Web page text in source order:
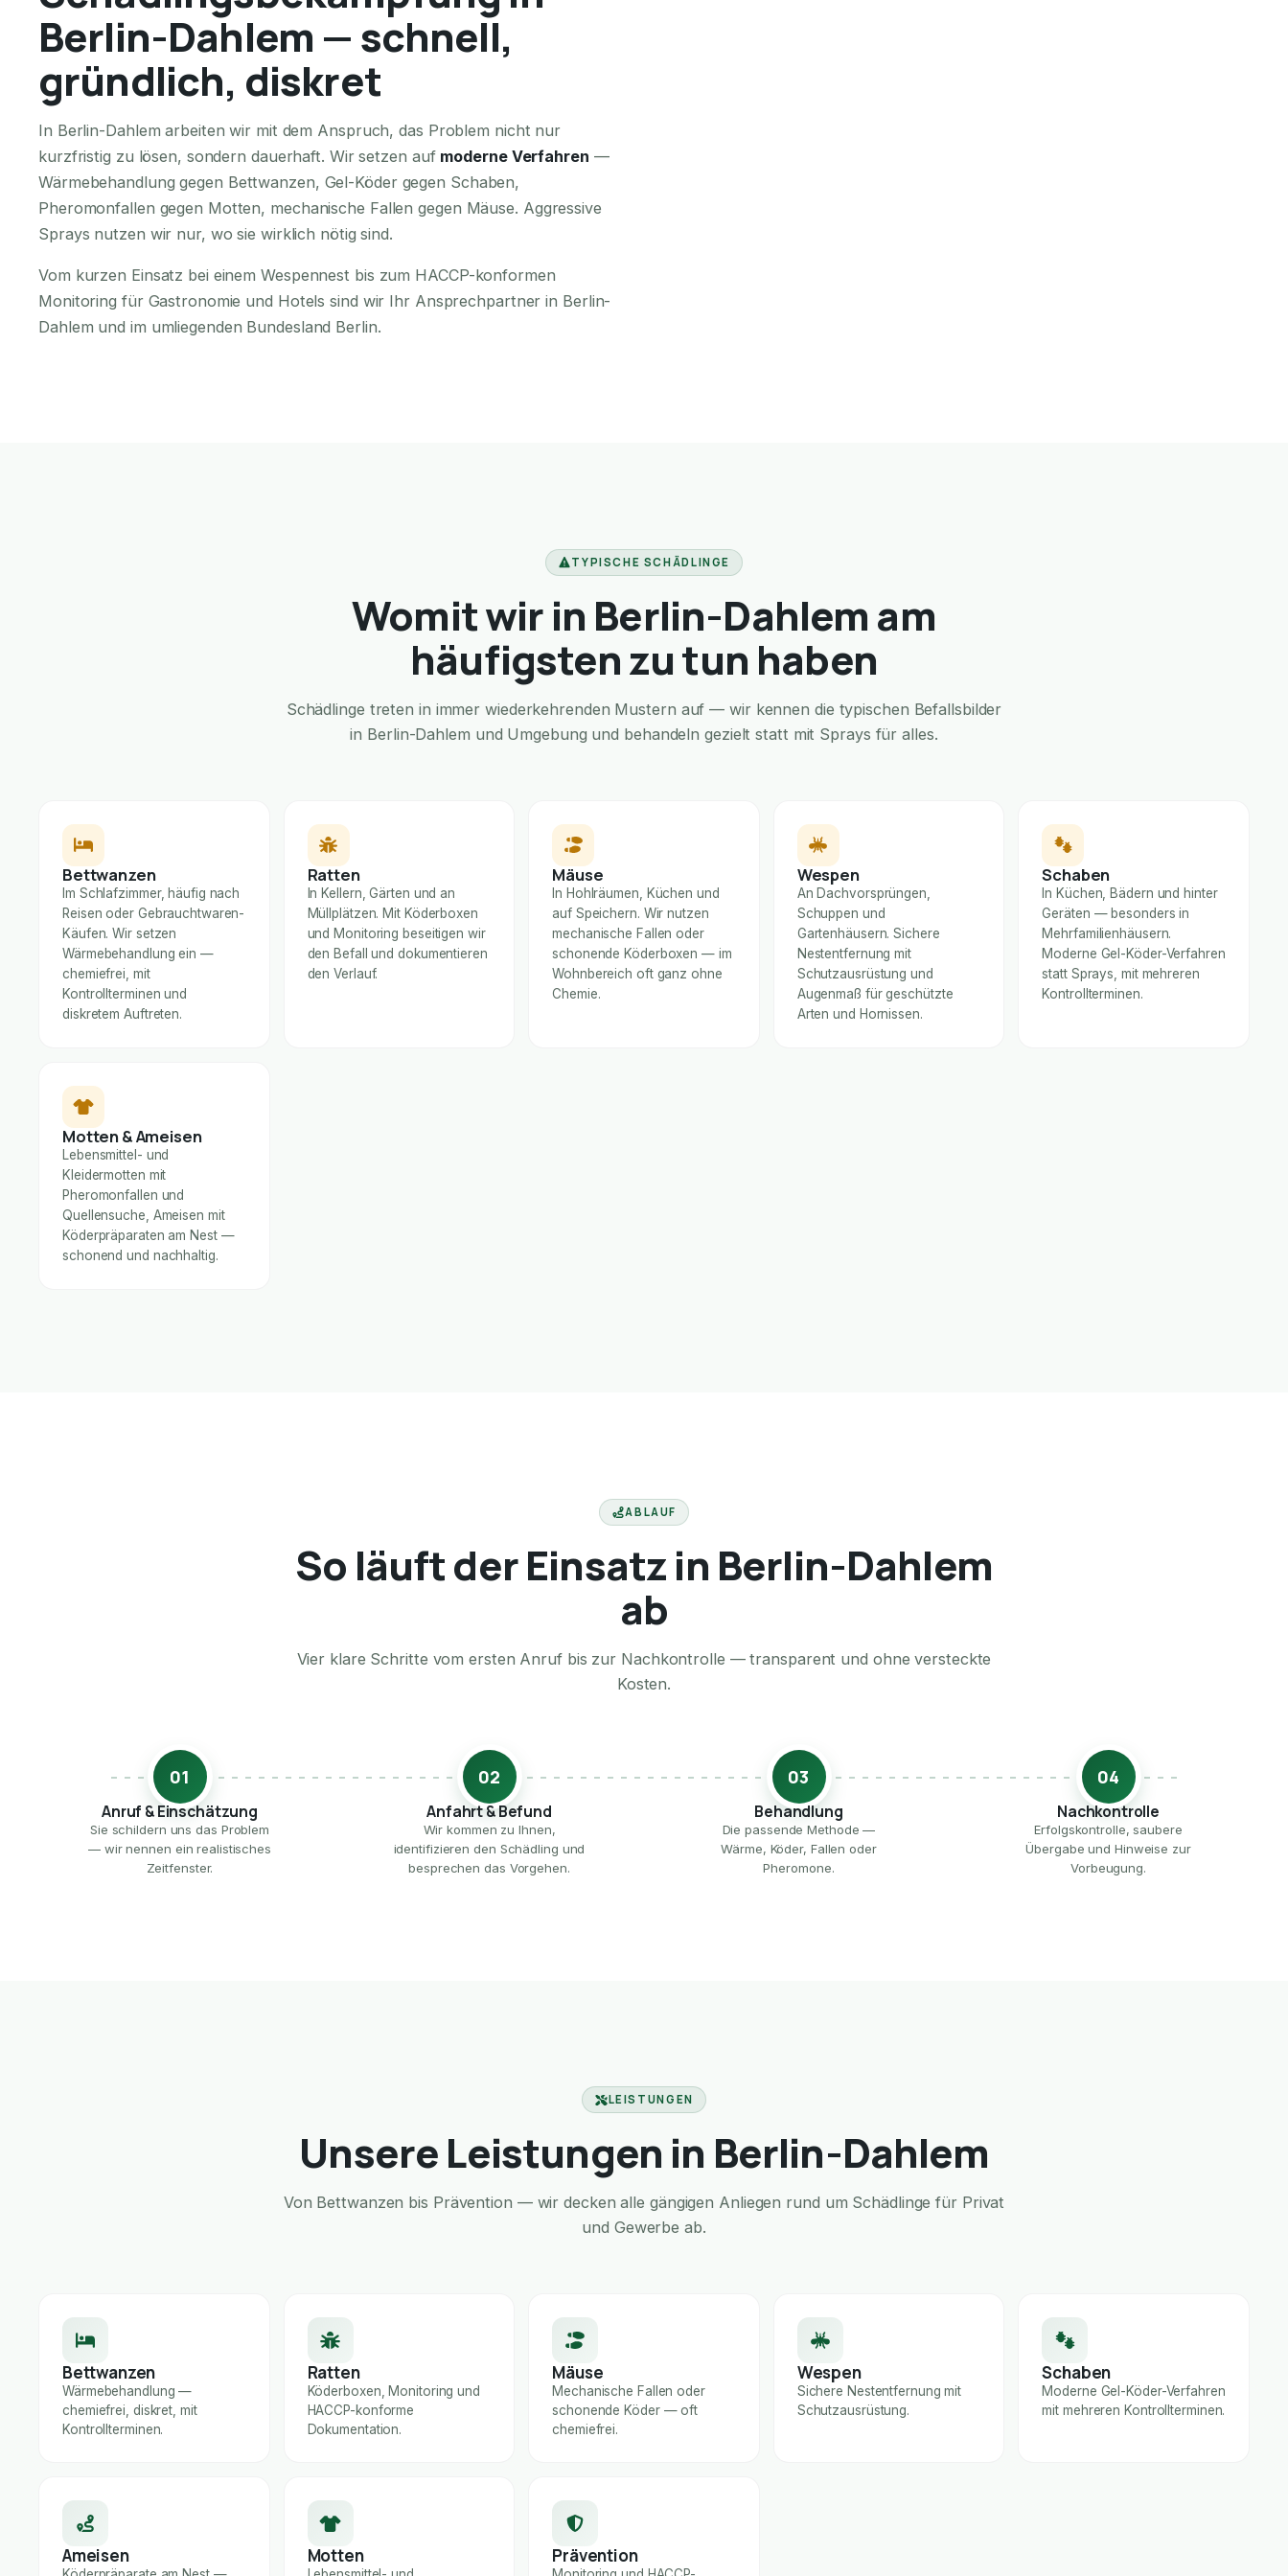
Berlin-Dahlem — schnell,
gründlich, diskret
In Berlin-Dahlem arbeiten wir mit dem Anspruch, das Problem nicht nur
kurzfristig zu lösen, sondern dauerhaft. Wir setzen auf moderne Verfahren —
Wärmebehandlung gegen Bettwanzen, Gel-Köder gegen Schaben,
Pheromonfallen gegen Motten, mechanische Fallen gegen Mäuse. Aggressive
Sprays nutzen wir nur, wo sie wirklich nötig sind.
Vom kurzen Einsatz bei einem Wespennest bis zum HACCP-konformen
Monitoring für Gastronomie und Hotels sind wir Ihr Ansprechpartner in Berlin-
Dahlem und im umliegenden Bundesland Berlin.
TYPISCHE SCHÄDLINGE
Womit wir in Berlin-Dahlem am
häufigsten zu tun haben
Schädlinge treten in immer wiederkehrenden Mustern auf — wir kennen die typischen Befallsbilder
in Berlin-Dahlem und Umgebung und behandeln gezielt statt mit Sprays für alles.
Bettwanzen
Im Schlafzimmer, häufig nach
Reisen oder Gebrauchtwaren-
Käufen. Wir setzen
Wärmebehandlung ein —
chemiefrei, mit
Kontrollterminen und
diskretem Auftreten.
Ratten
In Kellern, Gärten und an
Müllplätzen. Mit Köderboxen
und Monitoring beseitigen wir
den Befall und dokumentieren
den Verlauf.
Mäuse
In Hohlräumen, Küchen und
auf Speichern. Wir nutzen
mechanische Fallen oder
schonende Köderboxen — im
Wohnbereich oft ganz ohne
Chemie.
Wespen
An Dachvorsprüngen,
Schuppen und
Gartenhäusern. Sichere
Nestentfernung mit
Schutzausrüstung und
Augenmaß für geschützte
Arten und Hornissen.
Schaben
In Küchen, Bädern und hinter
Geräten — besonders in
Mehrfamilienhäusern.
Moderne Gel-Köder-Verfahren
statt Sprays, mit mehreren
Kontrollterminen.
Motten & Ameisen
Lebensmittel- und
Kleidermotten mit
Pheromonfallen und
Quellensuche, Ameisen mit
Köderpräparaten am Nest —
schonend und nachhaltig.
ABLAUF
So läuft der Einsatz in Berlin-Dahlem
ab
Vier klare Schritte vom ersten Anruf bis zur Nachkontrolle — transparent und ohne versteckte
Kosten.
01
Anruf & Einschätzung
Sie schildern uns das Problem
— wir nennen ein realistisches
Zeitfenster.
02
Anfahrt & Befund
Wir kommen zu Ihnen,
identifizieren den Schädling und
besprechen das Vorgehen.
03
Behandlung
Die passende Methode —
Wärme, Köder, Fallen oder
Pheromone.
04
Nachkontrolle
Erfolgskontrolle, saubere
Übergabe und Hinweise zur
Vorbeugung.
LEISTUNGEN
Unsere Leistungen in Berlin-Dahlem
Von Bettwanzen bis Prävention — wir decken alle gängigen Anliegen rund um Schädlinge für Privat
und Gewerbe ab.
Bettwanzen
Wärmebehandlung —
chemiefrei, diskret, mit
Kontrollterminen.
Ratten
Köderboxen, Monitoring und
HACCP-konforme
Dokumentation.
Mäuse
Mechanische Fallen oder
schonende Köder — oft
chemiefrei.
Wespen
Sichere Nestentfernung mit
Schutzausrüstung.
Schaben
Moderne Gel-Köder-Verfahren
mit mehreren Kontrollterminen.
Ameisen Motten Prävention